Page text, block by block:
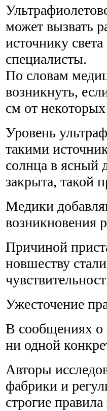
может вызвать
источнику
специалисты.
По словам
возникнуть,
см от
Уровень
такими
солнца в ясный
закрыта, такой
Медики
возникновения
Причиной
новшеству
Ужесточение
В сообщениях о
ни одной
Авторы
фабрики и
строгие